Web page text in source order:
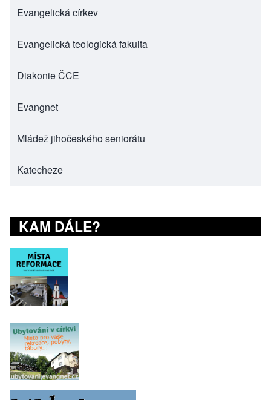
Evangelická církev
(opens in new tab)
Evangelická teologická fakulta
(opens in new tab)
Diakonie ČCE
(opens in new tab)
Evangnet
(opens in new tab)
Mládež jihočeského seniorátu
(opens in new tab)
Katecheze
(opens in new tab)
KAM DÁLE?